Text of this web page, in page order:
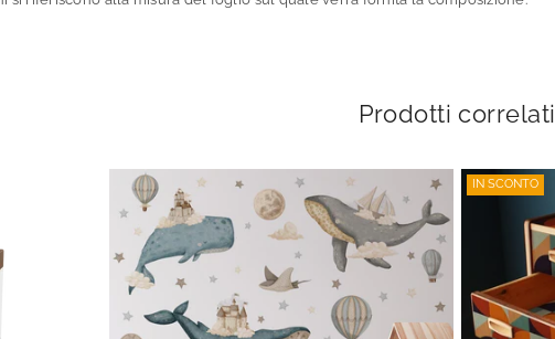
Prodotti correlati
IN SCONTO